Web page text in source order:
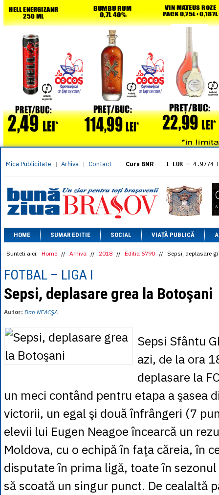
Mica Publicitate | Arhiva | Contact Curs BNR 1 EUR = 4.9774
= 5.8304
1 XAU= 464.4611
1 AED= 1.1933
1 AUD= 2.7957
1 BGN= 2.5449
1 CAD= 3.1559
1 CHF= 5.2813
1 CNY = 0.6015
1 HUF
= 1.2223
1 INR= 0.0513
= 3.0556
1 NOK= 0.4191
1 PLN= 1.1646
1 RUB= 0.0530
1 TRY= 0.1141
1 UAH = 0.1048
1 XDR
= 5.9383
1 ZAR
= 0.2318
HOME SUMAR EDITIE SOCIAL VIAȚĂ PUBLICĂ
Sunteti aici: Home // Arhiva // 2018 // Editia 6790 // Sepsi, deplasare
FOTBAL – LIGA I
Sepsi, deplasare grea la Botoşani
Autor: Dan NEACŞA
Sepsi Sfântu
azi, de la ora
deplasare la
un meci contând pentru etapa a şasea
victorii, un egal şi două înfrângeri (7
elevii lui Eugen Neagoe încearcă un
Moldova, cu o echipă în faţa căreia, în
disputate în prima ligă, toate în
să scoată un singur punct. De cealaltă